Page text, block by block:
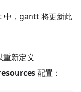
中，gantt 将更新此
新定义
配置：